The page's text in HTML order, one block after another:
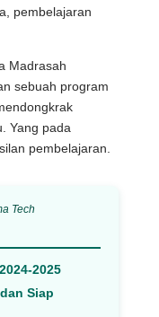
pembelajaran
Madrasah
sebuah program
Yang pada
pembelajaran.
Tech
2025
Siap